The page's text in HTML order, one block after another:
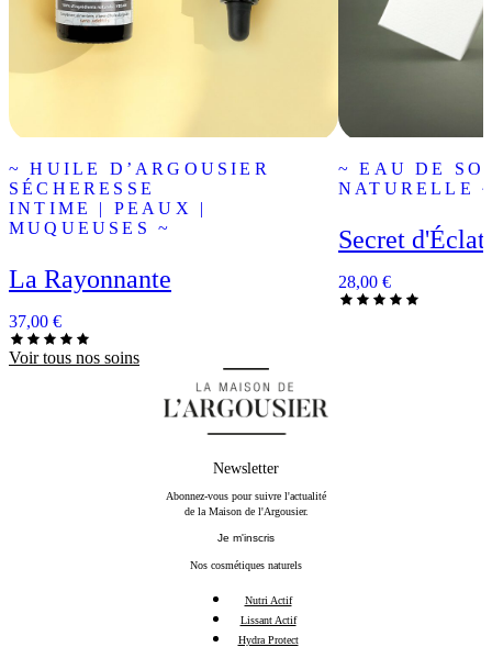
~ HUILE D’ARGOUSIER
SÉCHERESSE
INTIME | PEAUX |
MUQUEUSES ~
La Rayonnante
37,00 €
~ EAU DE
NATURELLE
Secret d'Éclat
28,00 €
Voir tous nos soins
Nos cosmétiques naturels
Nutri Actif
Lissant Actif
Hydra Protect
Newsletter
Abonnez-vous pour suivre l'actualité
de la Maison de l'Argousier.
Je m'inscris